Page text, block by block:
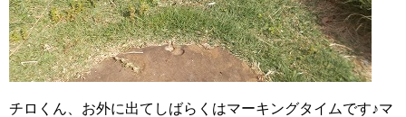
チロくん、お外に出てしばらくはマーキングタイムです♪マ